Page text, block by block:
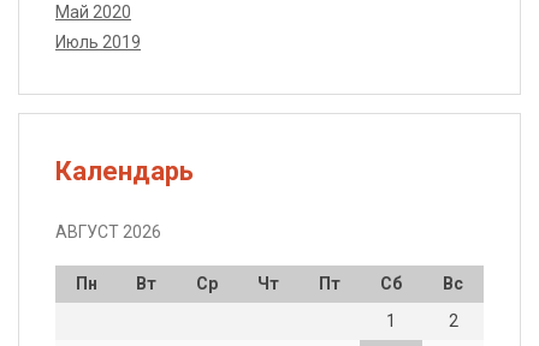
Май 2020
Июль 2019
Календарь
АВГУСТ 2026
Пн Вт Ср Чт Пт Сб
Вс
1
2